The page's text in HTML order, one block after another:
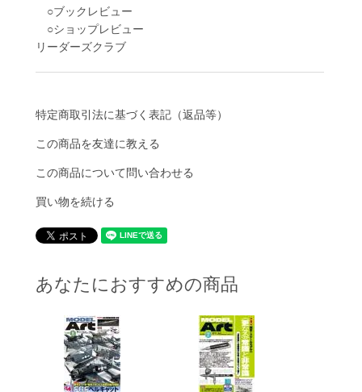
○ブックレビュー
○ショップレビュー
リーダーズクラブ
特定商取引法に基づく表記（返品等）
この商品を友達に教える
この商品について問い合わせる
買い物を続ける
あなたにおすすめの商品